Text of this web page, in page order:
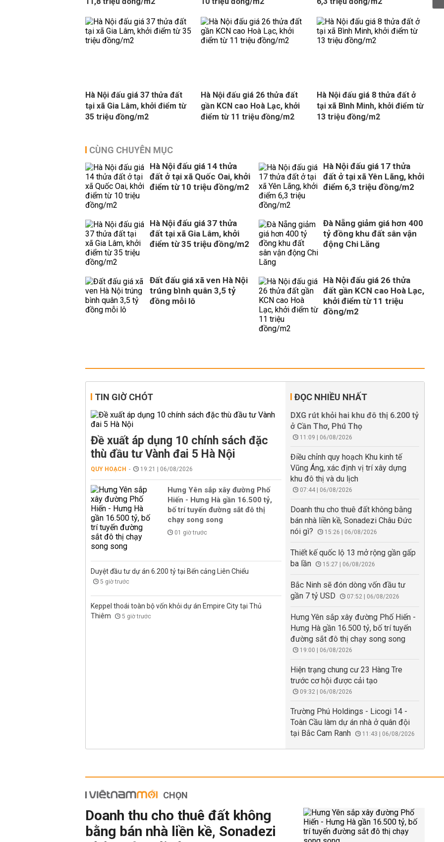
Hà Nội đấu giá 37 thửa đất
tại xã Gia Lâm, khởi điểm từ
35 triệu đồng/m2
Hà Nội đấu giá 26 thửa đất
gần KCN cao Hoà Lạc, khởi
điểm từ 11 triệu đồng/m2
Hà Nội đấu giá 8 thửa đất ở
tại xã Bình Minh, khởi điểm từ
13 triệu đồng/m2
CÙNG CHUYÊN MỤC
Hà Nội đấu giá 14 thửa
đất ở tại xã Quốc Oai, khởi
điểm từ 10 triệu đồng/m2
Hà Nội đấu giá 17 thửa
đất ở tại xã Yên Lãng, khởi
điểm 6,3 triệu đồng/m2
Hà Nội đấu giá 37 thửa
đất tại xã Gia Lâm, khởi
điểm từ 35 triệu đồng/m2
Đà Nẵng giảm giá hơn 400
tỷ đồng khu đất sân vận
động Chi Lăng
Đất đấu giá xã ven Hà Nội
trúng bình quân 3,5 tỷ
đồng mỗi lô
Hà Nội đấu giá 26 thửa
đất gần KCN cao Hoà Lạc,
khởi điểm từ 11 triệu
đồng/m2
TIN GIỜ CHÓT
Đề xuất áp dụng 10 chính sách đặc
thù đầu tư Vành đai 5 Hà Nội
QUY HOẠCH 19:21 | 06/08/2026
Hưng Yên sắp xây đường Phố
Hiến - Hưng Hà gần 16.500 tỷ,
bố trí tuyến đường sắt đô thị
chạy song song
01 giờ trước
Duyệt đầu tư dự án 6.200 tỷ tại Bến cảng Liên Chiểu
5 giờ trước
Keppel thoái toàn bộ vốn khỏi dự án Empire City tại Thủ
Thiêm
5 giờ trước
ĐỌC NHIỀU NHẤT
DXG rút khỏi hai khu đô thị 6.200 tỷ
ở Cần Thơ, Phú Thọ
11:09 | 06/08/2026
Điều chỉnh quy hoạch Khu kinh tế
Vũng Áng, xác định vị trí xây dựng
khu đô thị và du lịch
07:44 | 06/08/2026
Doanh thu cho thuê đất không bằng
bán nhà liền kề, Sonadezi Châu Đức
nói gì?
15:26 | 06/08/2026
Thiết kế quốc lộ 13 mở rộng gần gấp
ba lần
15:27 | 06/08/2026
Bắc Ninh sẽ đón dòng vốn đầu tư
gần 7 tỷ USD
07:52 | 06/08/2026
Hưng Yên sắp xây đường Phố Hiến -
Hưng Hà gần 16.500 tỷ, bố trí tuyến
đường sắt đô thị chạy song song
19:00 | 06/08/2026
Hiện trạng chung cư 23 Hàng Tre
trước cơ hội được cải tạo
09:32 | 06/08/2026
Trường Phú Holdings - Licogi 14 -
Toàn Cầu làm dự án nhà ở quân đội
tại Bắc Cam Ranh
11:43 | 06/08/2026
CHỌN
Doanh thu cho thuê đất không
bằng bán nhà liền kề, Sonadezi